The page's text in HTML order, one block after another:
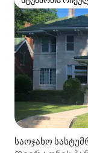
სტუმართა
საოჯახო